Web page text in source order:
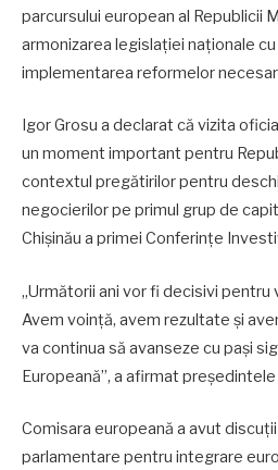
parcursului european al Republicii
armonizarea legislației naționale
implementarea reformelor
Igor Grosu a declarat că vizita
un moment important pentru
contextul pregătirilor pentru
negocierilor pe primul grup de
Chișinău a primei Conferințe
„Următorii ani vor fi decisivi
Avem voință, avem rezultate și
va continua să avanseze cu pași
Europeană”, a afirmat
Comisara europeană a avut
parlamentare pentru integrare